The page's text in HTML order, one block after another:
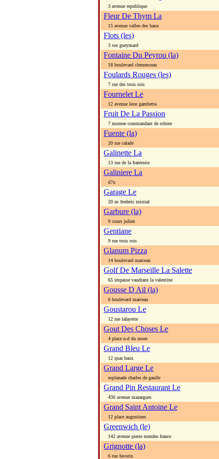
3 avenue republique
Fleur De Thym La
15 avenue vallee des baux
Flots (les)
3 rue gueymard
Fontaine Du Peyrou (la)
18 boulevard clemenceau
Foulards Rouges (les)
7 rue des trois rois
Fournelet Le
12 avenue leon gambetta
Fruit De La Passion
7 montee commandant de robien
Fuente (la)
20 rue calade
Galinette La
13 rue de la fraternite
Galiniere La
d7n
Garage Le
20 av frederic mistral
Garbure (la)
9 cours julien
Gentiane
9 rue trois rois
Glanum Pizza
14 boulevard marceau
Golf De Marseille La Salette
65 impasse vaudrans la valentine
Gousse D Ail (la)
6 boulevard marceau
Goustarou Le
12 rue lafayette
Gout Des Choses Le
4 place n-d du mont
Grand Bleu Le
12 quai baux
Grand Large Le
esplanade charles de gaulle
Grand Pin Restaurant Le
430 avenue mazargues
Grand Saint Antoine Le
12 place augustines
Greenwich (le)
142 avenue pierre mendes france
Grignotte (la)
6 rue favorin